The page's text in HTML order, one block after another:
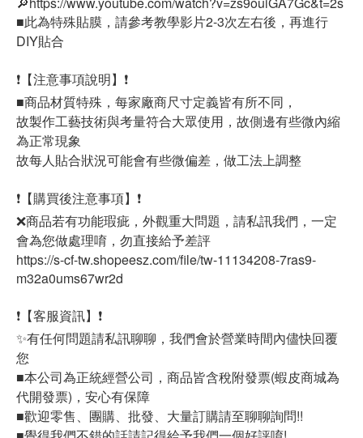
■此為特殊貼膜，請參考教學影片2-3次左右後，再進行
DIY貼合
❗【注意事項說明】❗
■商品材質特殊，每家廠商尺寸定義皆有所不同，
故製作工藝技術與考量符合大眾使用，故側邊有些微內縮
為正常現象
故每人貼合狀況可能會有些微偏差，做工法上調整
❗【購買後注意事項】❗
❌商品若有功能瑕疵，外觀重大問題，請私訊我們，一定
會為您做處理唷，勿直接給予差評
https://s-cf-tw.shopeesz.com/file/tw-11134208-7ras9-
m32a0ums67wr2d
❗【客服資訊】❗
✨有任何問題請私訊聊聊，我們會於營業時間內儘快回覆
您
■本公司為正統經營公司，商品皆含稅附發票(蝦皮商城為
代開發票)，安心有保障
■歡迎零售、團購、批發、大量訂購請至聊聊詢問!!